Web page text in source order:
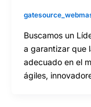
Buscamos un
a garantizar que
adecuado en el
ágiles,